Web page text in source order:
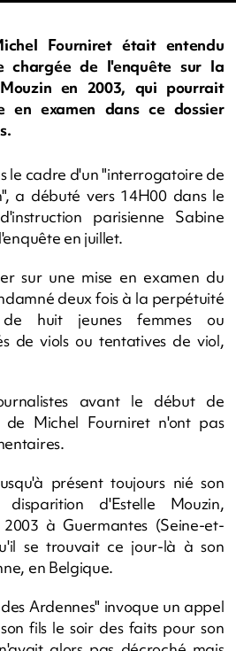
Fourniret était entendu
chargée de l'enquête sur la
en 2003, qui pourrait
examen dans ce dossier
le cadre d'un "interrogatoire de
a débuté vers 14H00 dans le
parisienne Sabine
en juillet.
sur une mise en examen du
deux fois à la perpétuité
huit jeunes femmes ou
de viols ou tentatives de viol,
avant le début de
de Michel Fourniret n'ont pas
présent toujours nié son
d'Estelle Mouzin,
à Guermantes (Seine-et-
se trouvait ce jour-là à son
en Belgique.
Ardennes" invoque un appel
fils le soir des faits pour son